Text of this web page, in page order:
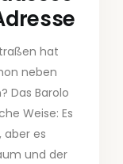
hat
neben
Das Barolo
Weise: Es
aber es
und der